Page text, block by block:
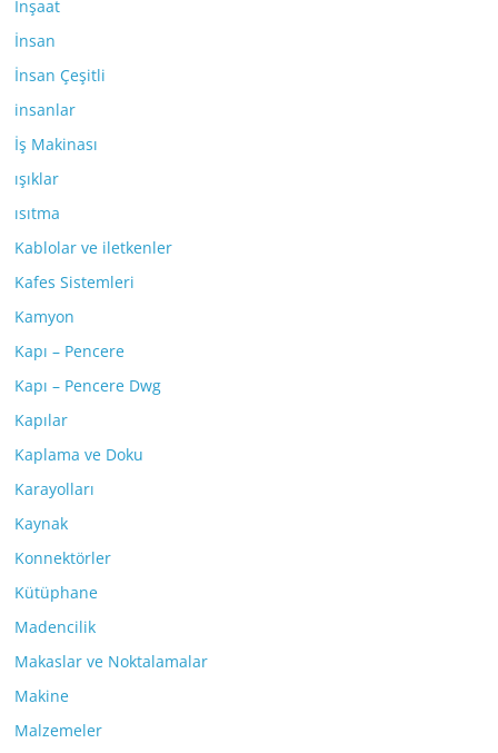
İnşaat
İnsan
İnsan Çeşitli
insanlar
İş Makinası
ışıklar
ısıtma
Kablolar ve iletkenler
Kafes Sistemleri
Kamyon
Kapı – Pencere
Kapı – Pencere Dwg
Kapılar
Kaplama ve Doku
Karayolları
Kaynak
Konnektörler
Kütüphane
Madencilik
Makaslar ve Noktalamalar
Makine
Malzemeler